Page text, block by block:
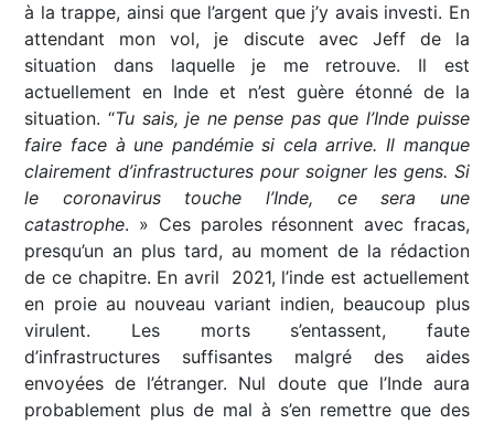
à la trappe, ainsi que l’argent que j’y avais investi. En
attendant mon vol, je discute avec Jeff de la
situation dans laquelle je me retrouve. Il est
actuellement en Inde et n’est guère étonné de la
situation. “Tu sais, je ne pense pas que l’Inde puisse
faire face à une pandémie si cela arrive. Il manque
clairement d’infrastructures pour soigner les gens. Si
le coronavirus touche l’Inde, ce sera une
catastrophe. » Ces paroles résonnent avec fracas,
presqu’un an plus tard, au moment de la rédaction
de ce chapitre. En avril 2021, l’inde est actuellement
en proie au nouveau variant indien, beaucoup plus
virulent. Les morts s’entassent, faute
d’infrastructures suffisantes malgré des aides
envoyées de l’étranger. Nul doute que l’Inde aura
probablement plus de mal à s’en remettre que des